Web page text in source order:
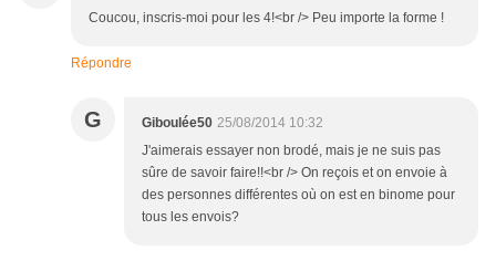
Coucou, inscris-moi pour les 4!<br /> Peu importe la forme !
Répondre
G Giboulée50 25/08/2014 10:32
J'aimerais essayer non brodé, mais je ne suis pas
sûre de savoir faire!!<br /> On reçois et on envoie à
des personnes différentes où on est en binome pour
tous les envois?